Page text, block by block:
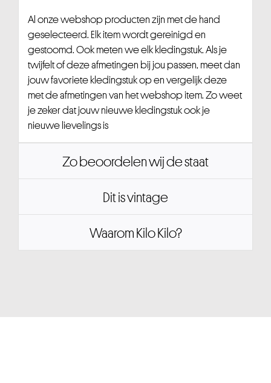
Al onze webshop producten zijn met de hand
geselecteerd. Elk item wordt gereinigd en
gestoomd. Ook meten we elk kledingstuk. Als je
twijfelt of deze afmetingen bij jou passen, meet dan
jouw favoriete kledingstuk op en vergelijk deze
met de afmetingen van het webshop item. Zo weet
je zeker dat jouw nieuwe kledingstuk ook je
nieuwe lievelings is
Zo beoordelen wij de staat
Dit is vintage
Waarom Kilo Kilo?